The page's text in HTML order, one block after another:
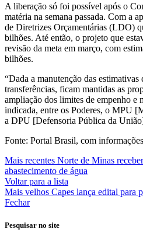
A liberação só foi possível após o
matéria na semana passada. Com a
de Diretrizes Orçamentárias (LDO)
bilhões. Até então, o projeto que
revisão da meta em março, com
bilhões.
“Dada a manutenção das
transferências, ficam mantidas as
ampliação dos limites de empenho e
indicada, entre os Poderes, o MPU
a DPU [Defensoria Pública da
Fonte: Portal Brasil, com
Mais recentes Norte de Minas
abastecimento de água
Voltar para a lista
Mais velhos Capes lança edital para
Fechar
Pesquisar no site